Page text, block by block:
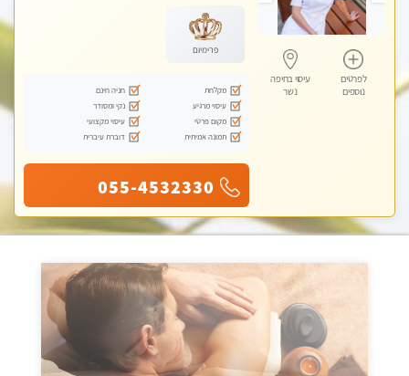
לפרטים
נוספים
עיסוי בחיפה
נשר
פרימיום
מקלחת
חניה חינם
עיסוי מרגיע
נקי ומסודר
מקום פרטי
עיסוי מקצועי
תמונה אמיתית
דוברת עיברית
055-4532330